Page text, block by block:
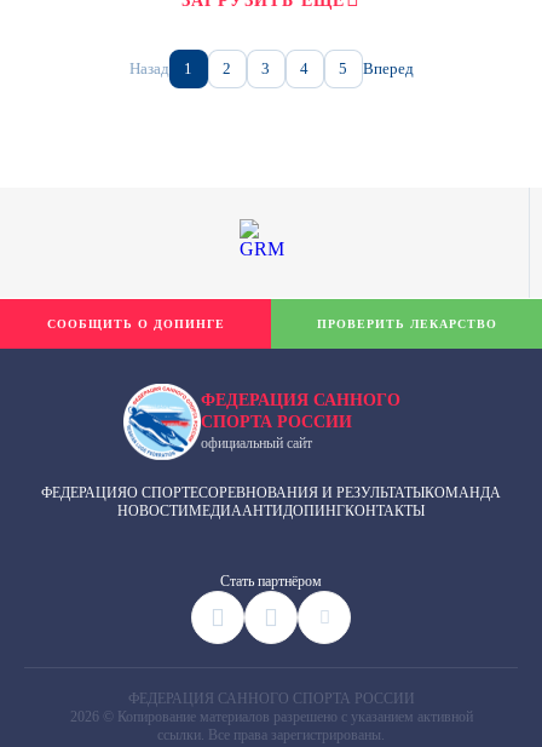
Назад 1 2 3 4 5 Вперед
ФЕДЕРАЦИЯ САННОГО
СПОРТА РОССИИ
официальный сайт
ФЕДЕРАЦИЯО СПОРТЕСОРЕВНОВАНИЯ И РЕЗУЛЬТАТЫКОМАНДА
НОВОСТИМЕДИААНТИДОПИНГКОНТАКТЫ
Cтать партнёром
СООБЩИТЬ О ДОПИНГЕ ПРОВЕРИТЬ ЛЕКАРСТВО
ФЕДЕРАЦИЯ САННОГО СПОРТА РОССИИ
2026 © Копирование материалов разрешено с указанием активной
ссылки. Все права зарегистрированы.